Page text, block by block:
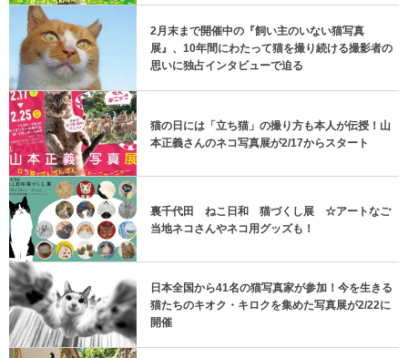
2月末まで開催中の『飼い主のいない猫写真
展』、10年間にわたって猫を撮り続ける撮影者の
思いに独占インタビューで迫る
猫の日には「立ち猫」の撮り方も本人が伝授！山
本正義さんのネコ写真展が2/17からスタート
裏千代田 ねこ日和 猫づくし展 ☆アートなご
当地ネコさんやネコ用グッズも！
日本全国から41名の猫写真家が参加！今を生きる
猫たちのキオク・キロクを集めた写真展が2/22に
開催